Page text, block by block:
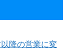
降の営業に変